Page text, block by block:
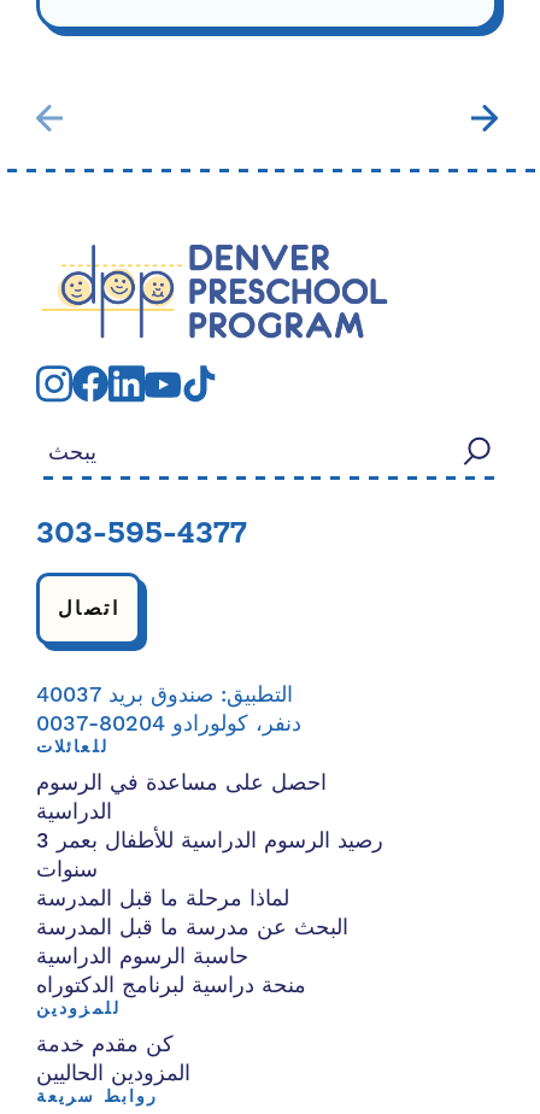
303-595-4377
اتصال
التطبيق: صندوق بريد 40037
دنفر، كولورادو 80204-0037
للعائلات
احصل على مساعدة في الرسوم
الدراسية
رصيد الرسوم الدراسية للأطفال بعمر 3
سنوات
لماذا مرحلة ما قبل المدرسة
البحث عن مدرسة ما قبل المدرسة
حاسبة الرسوم الدراسية
منحة دراسية لبرنامج الدكتوراه
للمزودين
كن مقدم خدمة
المزودين الحاليين
روابط سريعة